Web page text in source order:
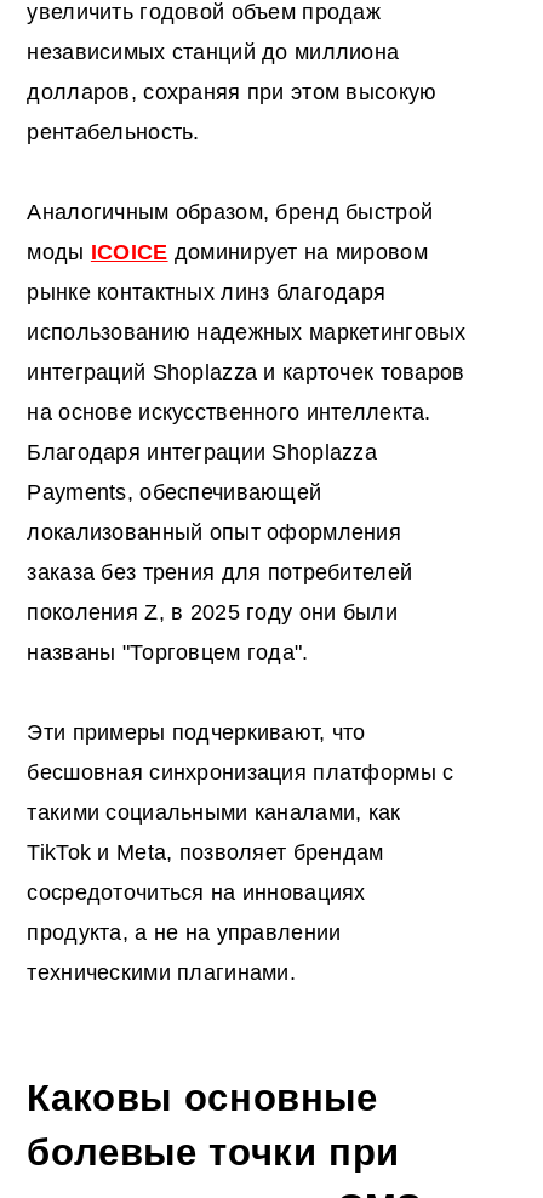
увеличить годовой объем продаж
независимых станций до миллиона
долларов, сохраняя при этом высокую
рентабельность.
Аналогичным образом, бренд быстрой
моды ICOICE доминирует на мировом
рынке контактных линз благодаря
использованию надежных маркетинговых
интеграций Shoplazza и карточек товаров
на основе искусственного интеллекта.
Благодаря интеграции Shoplazza
Payments, обеспечивающей
локализованный опыт оформления
заказа без трения для потребителей
поколения Z, в 2025 году они были
названы "Торговцем года".
Эти примеры подчеркивают, что
бесшовная синхронизация платформы с
такими социальными каналами, как
TikTok и Meta, позволяет брендам
сосредоточиться на инновациях
продукта, а не на управлении
техническими плагинами.
Каковы основные
болевые точки при